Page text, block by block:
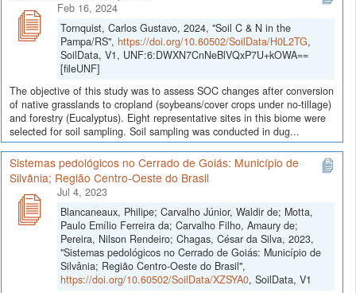
Feb 16, 2024
Tornquist, Carlos Gustavo, 2024, "Soil C & N in the
Pampa/RS", https://doi.org/10.60502/SoilData/H0L2TG,
SoilData, V1, UNF:6:DWXN7CnNeBlVQxP7U+kOWA==
[fileUNF]
The objective of this study was to assess SOC changes after conversion
of native grasslands to cropland (soybeans/cover crops under no-tillage)
and forestry (Eucalyptus). Eight representative sites in this biome were
selected for soil sampling. Soil sampling was conducted in dug...
Sistemas pedológicos no Cerrado de Goiás: Município de
Silvânia; Região Centro-Oeste do Brasil
Jul 4, 2023
Blancaneaux, Philipe; Carvalho Júnior, Waldir de; Motta,
Paulo Emílio Ferreira da; Carvalho Filho, Amaury de;
Pereira, Nilson Rendeiro; Chagas, César da Silva, 2023,
"Sistemas pedológicos no Cerrado de Goiás: Município de
Silvânia; Região Centro-Oeste do Brasil",
https://doi.org/10.60502/SoilData/XZSYA0, SoilData, V1